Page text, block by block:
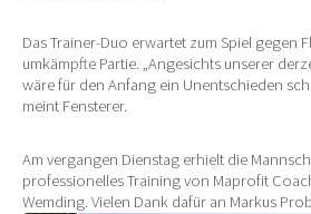
Das Trainer-Duo erwartet zum Spiel gegen
umkämpfte Partie. „Angesichts unserer
wäre für den Anfang ein Unentschieden
meint Fensterer.
Am vergangen Dienstag erhielt die
professionelles Training von Maprofit
Wemding. Vielen Dank dafür an Markus